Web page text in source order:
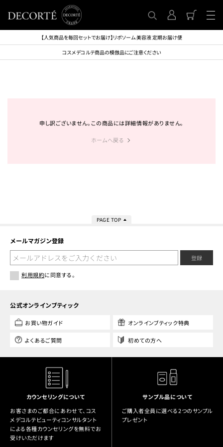
【人気商品を毎回セットでお届け】リポソーム 美容液 定期お届け便
コスメデコルテ商品の模倣品にご注意ください
申し訳ございません。この商品には詳細情報がありません。
ホームへ戻る
PAGE TOP
メールマガジン登録
登録
利用規約に同意する。
公式オンラインブティック
お買い物ガイド オンラインブティック特典
よくあるご質問 初めての方へ
カウンセリングについて
お客さまのご都合にあわせて、コス
メデコルテビューティコンサルタント
による各種カウンセリングを無料でお
受けいただけます
サンプル品について
ご購入者全員に選べる2つのサンプル
プレゼント